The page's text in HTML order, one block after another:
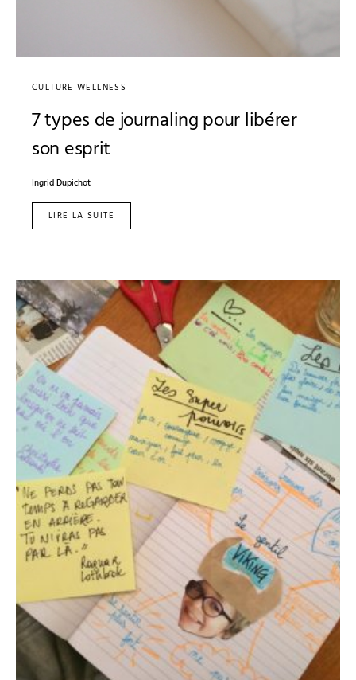
CULTURE WELLNESS
7 types de journaling pour libérer
son esprit
Ingrid Dupichot
LIRE LA SUITE